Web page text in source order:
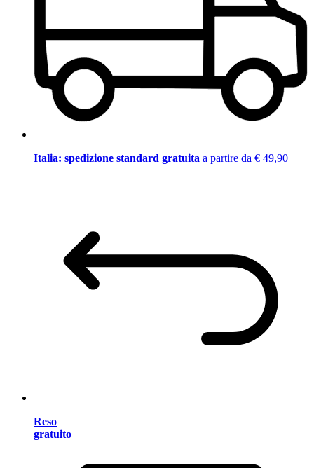
Italia: spedizione standard gratuita a partire da € 49,90
Reso
gratuito